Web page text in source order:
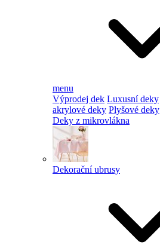
menu
Výprodej dek Luxusní deky
akrylové deky Plyšové deky
Deky z mikrovlákna
Dekorační ubrusy